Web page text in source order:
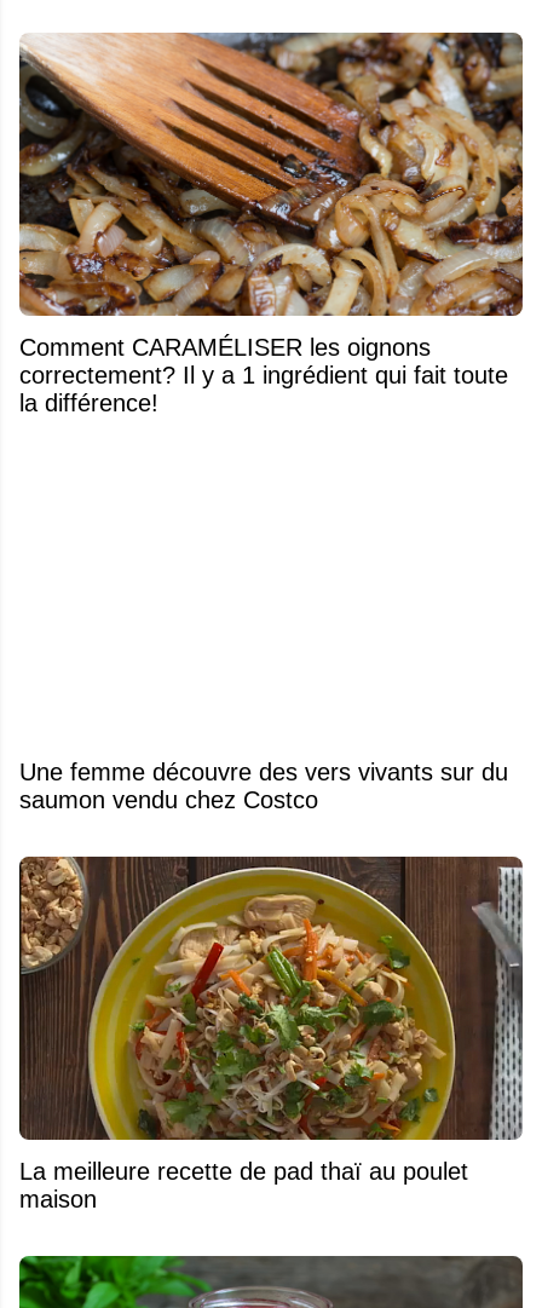
Comment CARAMÉLISER les oignons
correctement? Il y a 1 ingrédient qui fait toute
la différence!
Une femme découvre des vers vivants sur du
saumon vendu chez Costco
La meilleure recette de pad thaï au poulet
maison